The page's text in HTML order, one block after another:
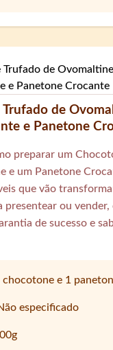
de
e Panetone
preparar um
e um Panetone
que vão
presentear ou vender,
de sucesso e
chocotone e 1
especificado